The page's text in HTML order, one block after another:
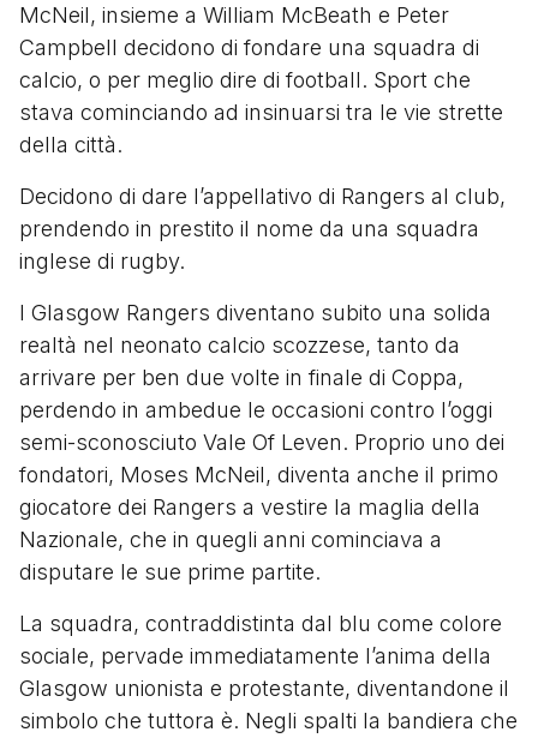
McNeil, insieme a William McBeath e Peter
Campbell decidono di fondare una squadra di
calcio, o per meglio dire di football. Sport che
stava cominciando ad insinuarsi tra le vie strette
della città.
Decidono di dare l’appellativo di Rangers al club,
prendendo in prestito il nome da una squadra
inglese di rugby.
I Glasgow Rangers diventano subito una solida
realtà nel neonato calcio scozzese, tanto da
arrivare per ben due volte in finale di Coppa,
perdendo in ambedue le occasioni contro l’oggi
semi-sconosciuto Vale Of Leven. Proprio uno dei
fondatori, Moses McNeil, diventa anche il primo
giocatore dei Rangers a vestire la maglia della
Nazionale, che in quegli anni cominciava a
disputare le sue prime partite.
La squadra, contraddistinta dal blu come colore
sociale, pervade immediatamente l’anima della
Glasgow unionista e protestante, diventandone il
simbolo che tuttora è. Negli spalti la bandiera che